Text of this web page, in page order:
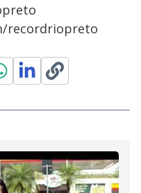
recordriopreto